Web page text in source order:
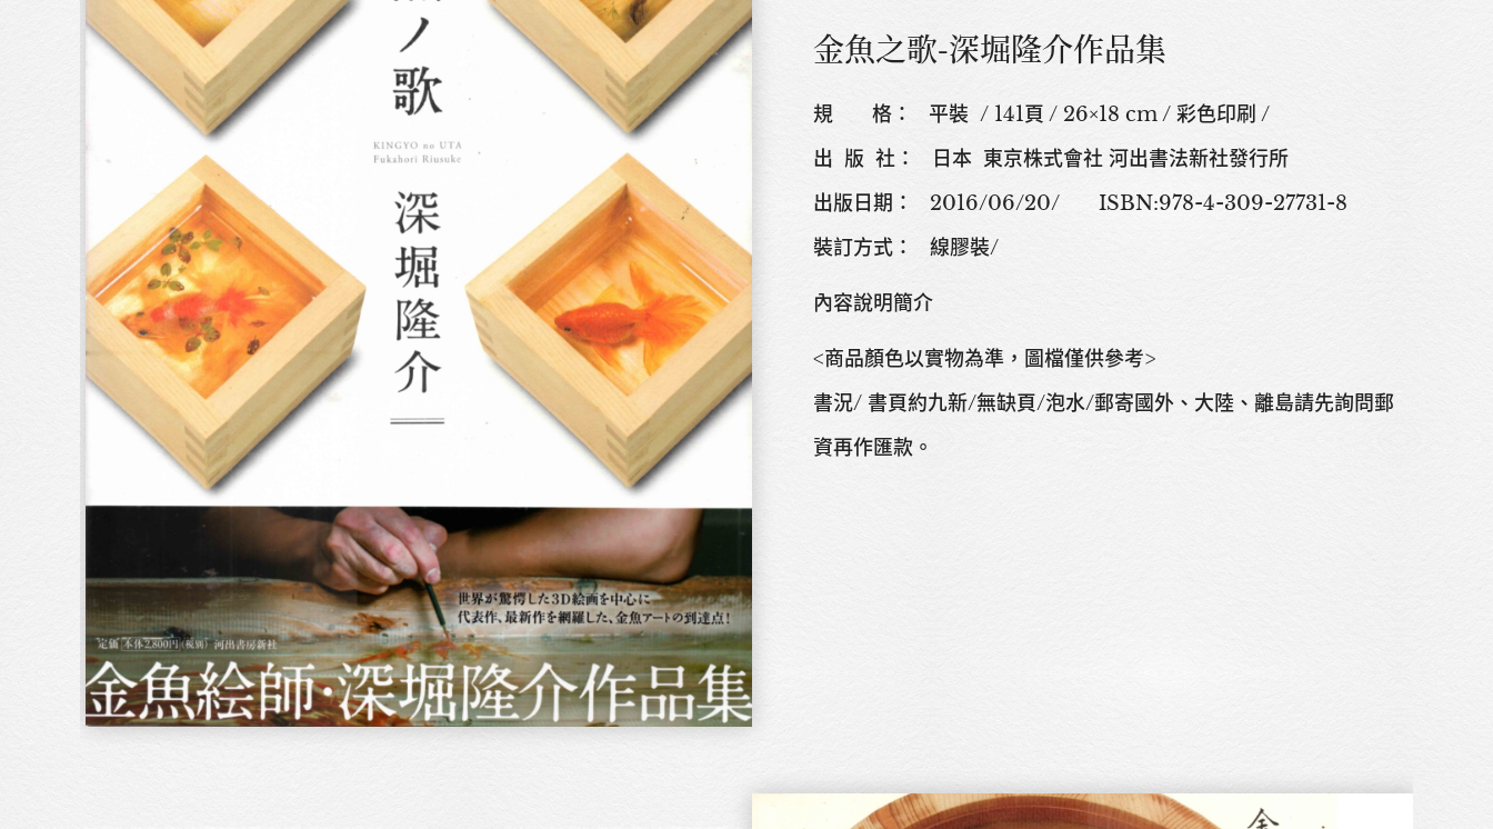
金魚之歌-深堀隆介作品集
規 格： 平裝 / 141頁 / 26×18 cm / 彩色印刷 /
出 版 社： 日本 東京株式會社 河出書法新社發行所
出版日期： 2016/06/20/ ISBN:978-4-309-27731-8
裝訂方式： 線膠裝/
內容說明簡介
<商品顏色以實物為準，圖檔僅供參考>
書況/ 書頁約九新/無缺頁/泡水/郵寄國外、大陸、離島請先詢問郵
資再作匯款。